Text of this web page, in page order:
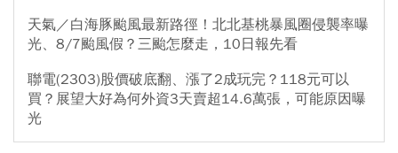
天氣／白海豚颱風最新路徑！北北基桃暴風圈侵襲率曝
光、8/7颱風假？三颱怎麼走，10日報先看
聯電(2303)股價破底翻、漲了2成玩完？118元可以
買？展望大好為何外資3天賣超14.6萬張，可能原因曝
光